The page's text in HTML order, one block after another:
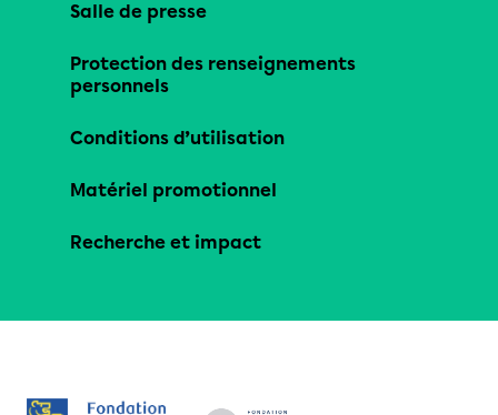
Salle de presse
Protection des renseignements
personnels
Conditions d’utilisation
Matériel promotionnel
Recherche et impact